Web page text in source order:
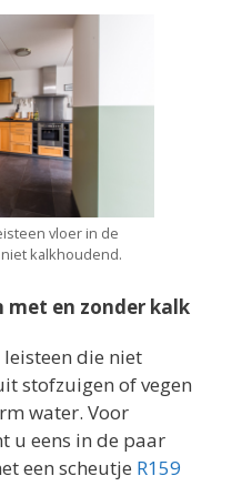
vloer in de
kalkhoudend.
met en zonder kalk
die niet
stofzuigen of vegen
water. Voor
u eens in de paar
een scheutje R159